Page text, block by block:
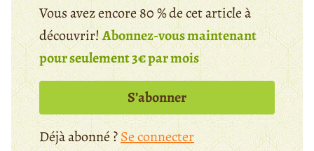
Vous avez encore 80 % de cet article à
découvrir!Abonnez-vous maintenant
pour seulement 3€ par mois
S’abonner
Déjà abonné ?Se connecter